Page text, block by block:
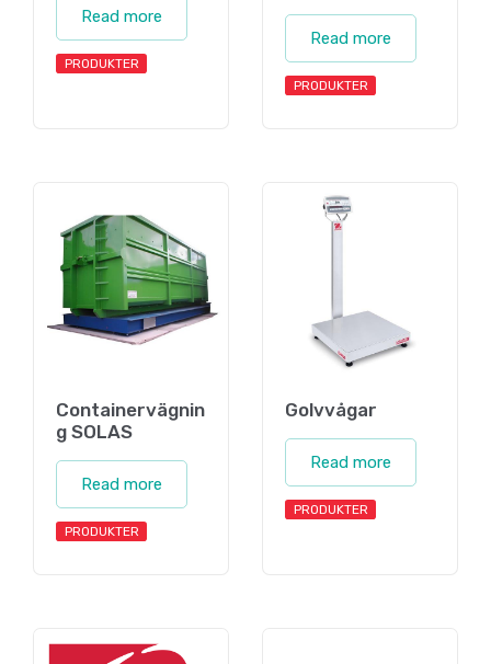
Read more
PRODUKTER
Read more
PRODUKTER
Containervägnin
g SOLAS
Read more
PRODUKTER
Golvvågar
Read more
PRODUKTER